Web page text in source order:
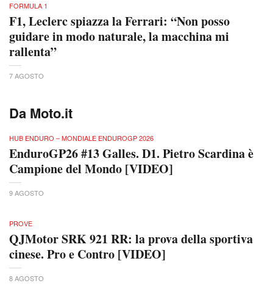
FORMULA 1
F1, Leclerc spiazza la Ferrari: “Non posso
guidare in modo naturale, la macchina mi
rallenta”
7 AGOSTO
Da Moto.it
HUB ENDURO – MONDIALE ENDUROGP 2026
EnduroGP26 #13 Galles. D1. Pietro Scardina è
Campione del Mondo [VIDEO]
9 AGOSTO
PROVE
QJMotor SRK 921 RR: la prova della sportiva
cinese. Pro e Contro [VIDEO]
8 AGOSTO